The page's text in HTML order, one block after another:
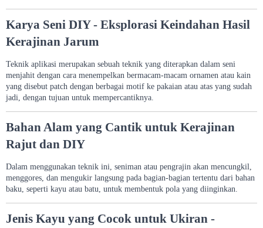
Karya Seni DIY - Eksplorasi Keindahan Hasil
Kerajinan Jarum
Teknik aplikasi merupakan sebuah teknik yang diterapkan dalam seni
menjahit dengan cara menempelkan bermacam-macam ornamen atau kain
yang disebut patch dengan berbagai motif ke pakaian atau atas yang sudah
jadi, dengan tujuan untuk mempercantiknya.
Bahan Alam yang Cantik untuk Kerajinan
Rajut dan DIY
Dalam menggunakan teknik ini, seniman atau pengrajin akan mencungkil,
menggores, dan mengukir langsung pada bagian-bagian tertentu dari bahan
baku, seperti kayu atau batu, untuk membentuk pola yang diinginkan.
Jenis Kayu yang Cocok untuk Ukiran -